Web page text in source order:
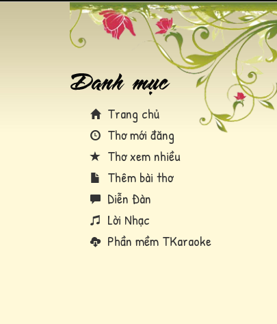
Trang chủ
Thơ mới đăng
Thơ xem nhiều
Thêm bài thơ
Diễn Đàn
Lời Nhạc
Phần mềm TKaraoke